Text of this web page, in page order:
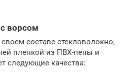
ворсом
составе стекловолокно,
пленкой из ПВХ-пены и
следующие качества: